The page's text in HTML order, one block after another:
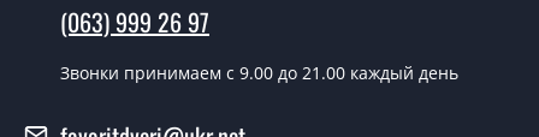
день.
замерщика?
(063) 999 26 97
Звонки принимаем c 9.00 до 21.00 каждый день